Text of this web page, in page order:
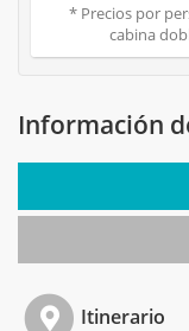
* Precios por
cabina
Información
Itinerario